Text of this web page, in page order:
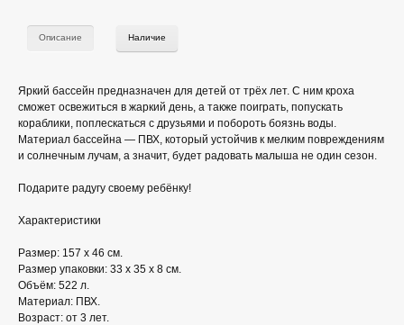
Описание Наличие
Яркий бассейн предназначен для детей от трёх лет. С ним кроха
сможет освежиться в жаркий день, а также поиграть, попускать
кораблики, поплескаться с друзьями и побороть боязнь воды.
Материал бассейна — ПВХ, который устойчив к мелким повреждениям
и солнечным лучам, а значит, будет радовать малыша не один сезон.
Подарите радугу своему ребёнку!
Характеристики
Размер: 157 х 46 см.
Размер упаковки: 33 x 35 x 8 см.
Объём: 522 л.
Материал: ПВХ.
Возраст: от 3 лет.